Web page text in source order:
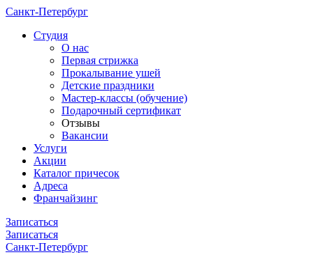
Санкт-Петербург
Cтудия
О нас
Первая стрижка
Прокалывание ушей
Детские праздники
Мастер-классы (обучение)
Подарочный сертификат
Отзывы
Вакансии
Услуги
Акции
Каталог причесок
Адреса
Франчайзинг
Записаться
Записаться
Санкт-Петербург